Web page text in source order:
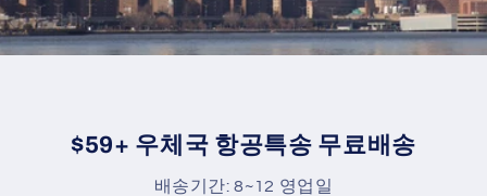
캘리포니아 발의안 65 (암, 선천성기형 및 생식기능
장애를 유발하는 화학물질에 대한 중대한 노출) 경